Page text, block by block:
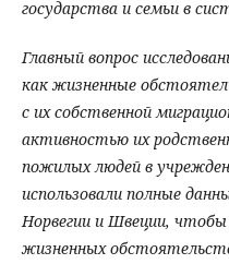
государства и семьи в
Главный вопрос
как жизненные
с их собственной
активностью их
пожилых людей в
использовали полные
Норвегии и Швеции,
жизненных